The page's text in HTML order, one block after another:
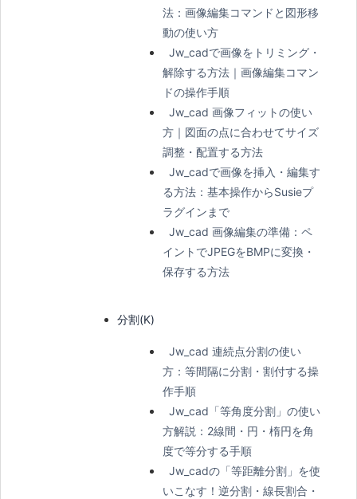
法：画像編集コマンドと図形移
動の使い方
Jw_cadで画像をトリミング・
解除する方法｜画像編集コマン
ドの操作手順
Jw_cad 画像フィットの使い
方｜図面の点に合わせてサイズ
調整・配置する方法
Jw_cadで画像を挿入・編集す
る方法：基本操作からSusieプ
ラグインまで
Jw_cad 画像編集の準備：ペ
イントでJPEGをBMPに変換・
保存する方法
分割(K)
Jw_cad 連続点分割の使い
方：等間隔に分割・割付する操
作手順
Jw_cad「等角度分割」の使い
方解説：2線間・円・楕円を角
度で等分する手順
Jw_cadの「等距離分割」を使
いこなす！逆分割・線長割合・